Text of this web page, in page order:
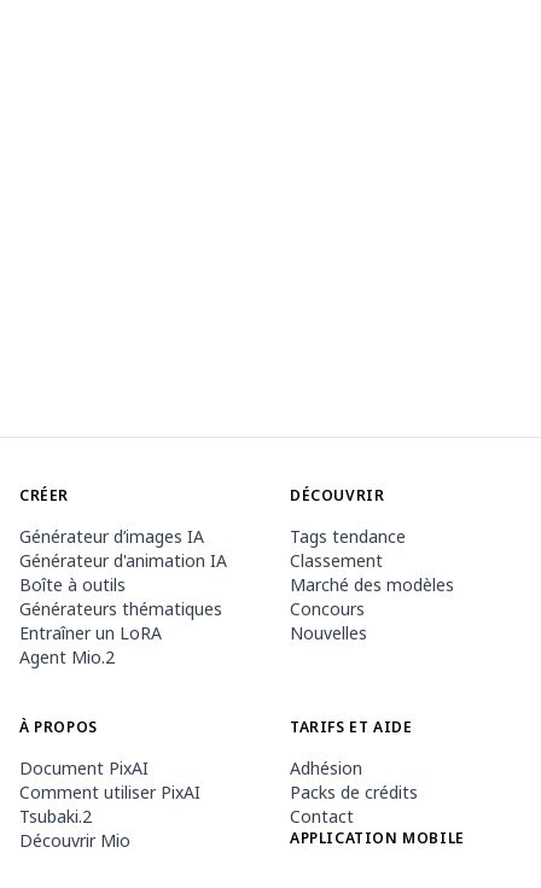
CRÉER
Générateur d’images IA
Générateur d'animation IA
Boîte à outils
Générateurs thématiques
Entraîner un LoRA
Agent Mio.2
DÉCOUVRIR
Tags tendance
Classement
Marché des modèles
Concours
Nouvelles
À PROPOS
Document PixAI
Comment utiliser PixAI
Tsubaki.2
Découvrir Mio
TARIFS ET AIDE
Adhésion
Packs de crédits
Contact
APPLICATION MOBILE